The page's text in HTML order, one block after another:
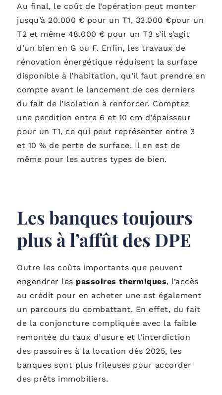
Au final, le coût de l’opération peut monter
jusqu’à 20.000 € pour un T1, 33.000 €pour un
T2 et même 48.000 € pour un T3 s’il s’agit
d’un bien en G ou F. Enfin, les travaux de
rénovation énergétique réduisent la surface
disponible à l’habitation, qu’il faut prendre en
compte avant le lancement de ces derniers
du fait de l’isolation à renforcer. Comptez
une perdition entre 6 et 10 cm d’épaisseur
pour un T1, ce qui peut représenter entre 3
et 10 % de perte de surface. Il en est de
même pour les autres types de bien.
Les banques toujours
plus à l’affût des DPE
Outre les coûts importants que peuvent
engendrer les passoires thermiques, l’accès
au crédit pour en acheter une est également
un parcours du combattant. En effet, du fait
de la conjoncture compliquée avec la faible
remontée du taux d’usure et l’interdiction
des passoires à la location dès 2025, les
banques sont plus frileuses pour accorder
des prêts immobiliers.